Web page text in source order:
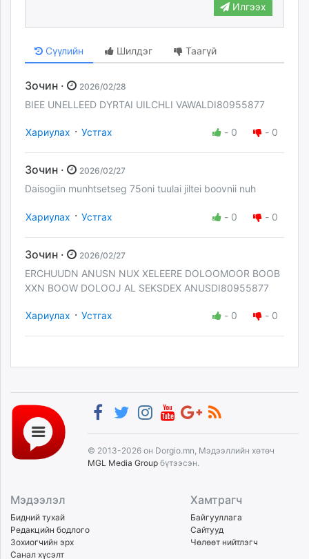
Илгээх
Сүүлийн Шилдэг Таагүй
Зочин · 2026/02/28
BIEE UNELLEED DYRTAI UILCHLI VAWALDI80955877
Хариулах · Устгах - 0 - 0
Зочин · 2026/02/27
Daisogiin munhtsetseg 75oni tuulai jiltei boovnii nuh
Хариулах · Устгах - 0 - 0
Зочин · 2026/02/27
ERCHUUDN ANUSN NUX XELEERE DOLOOMOOR BOOB
XXN BOOW DOLOOJ AL SEKSDEX ANUSDI80955877
Хариулах · Устгах - 0 - 0
© 2013-2026 он Dorgio.mn, Мэдээллийн хөтөч
MGL Media Group бүтээсэн.
Мэдээлэл
Бидний тухай
Редакцийн бодлого
Зохиогчийн эрх
Санал хүсэлт
Хамтрагч
Байгууллага
Сайтууд
Чөлөөт нийтлэгч